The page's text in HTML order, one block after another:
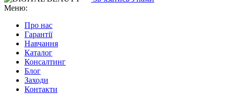
Меню:
Про нас
Гарантії
Навчання
Каталог
Консалтинг
Блог
Заходи
Контакти